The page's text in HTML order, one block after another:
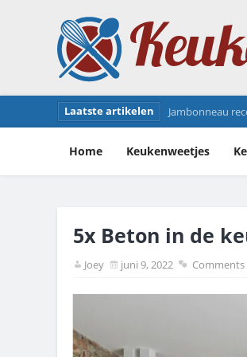
Laatste artikelen Jambonneau
Home Keukenweetjes
5x Beton in de
Joey juni 9, 2022